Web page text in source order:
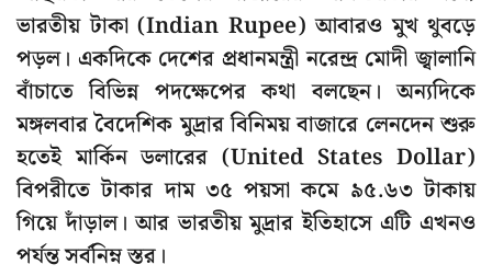
ভারতীয় টাকা (Indian Rupee) আবারও মুখ থুবড়ে
পড়ল। একদিকে দেশের প্রধানমন্ত্রী নরেন্দ্র মোদী জ্বালানি
বাঁচাতে বিভিন্ন পদক্ষেপের কথা বলছেন। অন্যদিকে
মঙ্গলবার বৈদেশিক মুদ্রার বিনিময় বাজারে লেনদেন শুরু
হতেই মার্কিন ডলারের (United States Dollar)
বিপরীতে টাকার দাম ৩৫ পয়সা কমে ৯৫.৬৩ টাকায়
গিয়ে দাঁড়াল। আর ভারতীয় মুদ্রার ইতিহাসে এটি এখনও
পর্যন্ত সর্বনিম্ন স্তর।